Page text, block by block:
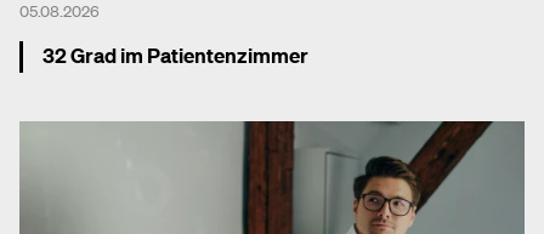
05.08.2026
32 Grad im Patientenzimmer